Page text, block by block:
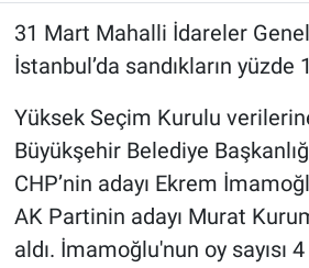
31 Mart Mahalli İdareler
İstanbul’da sandıkların yüzde
Yüksek Seçim Kurulu
Büyükşehir Belediye
CHP’nin adayı Ekrem
AK Partinin adayı Murat
aldı. İmamoğlu'nun oy sayısı